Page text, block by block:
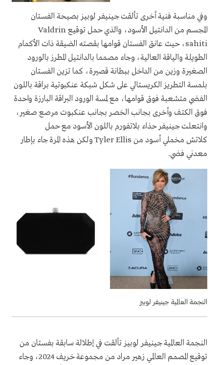
وفي مناسبة فنية أخرى تألقت جينيفر لوبيز بصيحة الفستان
المجسم من الدانتيل الأسود، والذي حمل توقيع Valdrin
sahiti، حيث عانق الفستان قوامها بقصته الضيقة ذات الأكمام
الطويلة والياقة العالية، وجاء مصمما بالدانتيل المطرز بالورود
الصغيرة وزين من الداخل ببطانة قصيرة، كما تزين الفستان
بلمسة التطريز الكريستالي على شكل شبكة عنكبوتية براقة باللون
الفضي متشعبة فوق قوامها، مع لمسة الورود البراقة البارزة واحدة
فوق الكتف وأخرى بجانب الخصر بجانب عنكبوت مرصع صغير،
وانتعلت جينيفر حذاء بلاتفورم باللون الأسود مع حمل
كلاتش مخملي أسود من Tyler Ellis ولكن هذه المرة جاء بإطار
معدني فضي.
النجمة العالمية جينيفر لوبيز
النجمة العالمية جينيفر لوبيز تألقت في إطلالة سابقة بفستان من
توقيع المصمم العالمي زهير مراد من مجموعة خريف 2024، وجاء